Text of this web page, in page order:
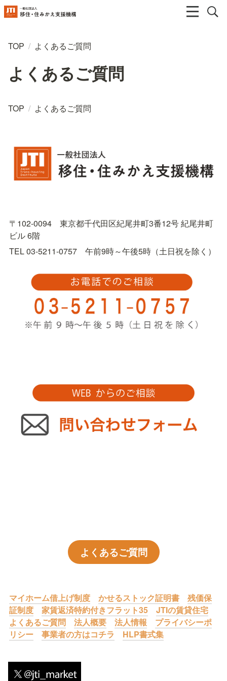
TOP / よくあるご質問
よくあるご質問
TOP / よくあるご質問
〒102-0094　東京都千代田区紀尾井町3番12号 紀尾井町
ビル 6階
TEL 03-5211-0757　午前9時～午後5時（土日祝を除く）
よくあるご質問
マイホーム借上げ制度 かせるストック証明書
残価保
証制度
家賃返済特約付きフラット35
JTIの賃貸住宅
よくあるご質問
法人概要 法人情報
プライバシーポ
リシー
事業者の方はコチラ HLP書式集